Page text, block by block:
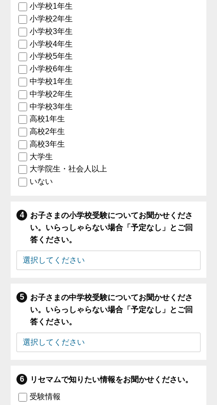
小学校1年生
小学校2年生
小学校3年生
小学校4年生
小学校5年生
小学校6年生
中学校1年生
中学校2年生
中学校3年生
高校1年生
高校2年生
高校3年生
大学生
大学院生・社会人以上
いない
お子さまの小学校受験についてお聞かせくださ
い。いらっしゃらない場合「予定なし」とご回
答ください。
お子さまの中学校受験についてお聞かせくださ
い。いらっしゃらない場合「予定なし」とご回
答ください。
リセマムで知りたい情報をお聞かせください。
受験情報